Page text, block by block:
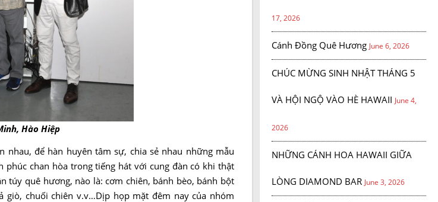
Hào Hiệp
để hàn huyên tâm sự, chia sẻ nhau những mẫu
chan hòa trong tiếng hát với cung đàn có khi thật
túy quê hương, nào là: cơm chiên, bánh bèo, bánh bột
giò, chuối chiên v.v…Dịp họp mặt đêm nay của nhóm
17, 2026
Cánh Đồng Quê Hương June 6, 2026
CHÚC MỪNG SINH NHẬT THÁNG 5
VÀ HỘI NGỘ VÀO HÈ HAWAII June 4,
2026
NHỮNG CÁNH HOA HAWAII GIỮA
LÒNG DIAMOND BAR June 3, 2026